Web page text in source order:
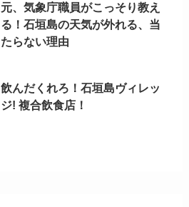
元、気象庁職員がこっそり教え
る！石垣島の天気が外れる、当
たらない理由
飲んだくれろ！石垣島ヴィレッ
ジ! 複合飲食店！